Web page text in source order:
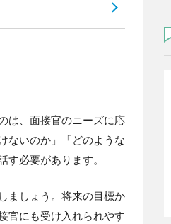
は、面接官のニーズに応
ないのか」「どのような
必要があります。
ましょう。将来の目標か
官にも受け入れられやす